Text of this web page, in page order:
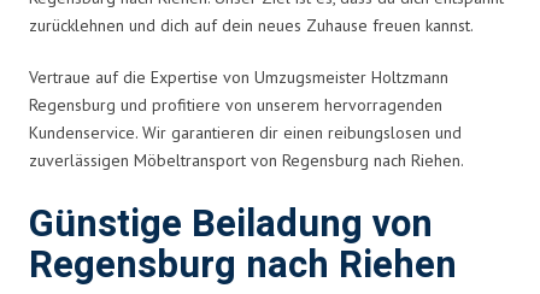
zurücklehnen und dich auf dein neues Zuhause freuen kannst.
Vertraue auf die Expertise von Umzugsmeister Holtzmann
Regensburg und profitiere von unserem hervorragenden
Kundenservice. Wir garantieren dir einen reibungslosen und
zuverlässigen Möbeltransport von Regensburg nach Riehen.
Günstige Beiladung von
Regensburg nach Riehen